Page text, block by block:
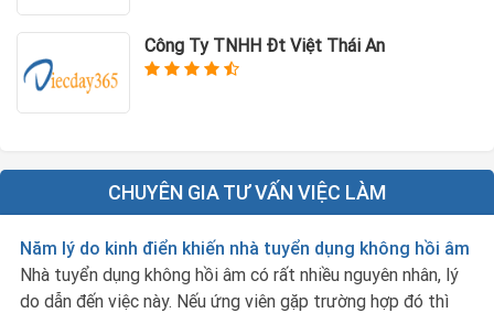
Công Ty TNHH Đt Việt Thái An
CHUYÊN GIA TƯ VẤN VIỆC LÀM
Năm lý do kinh điển khiến nhà tuyển dụng không hồi âm
Nhà tuyển dụng không hồi âm có rất nhiều nguyên nhân, lý
do dẫn đến việc này. Nếu ứng viên gặp trường hợp đó thì